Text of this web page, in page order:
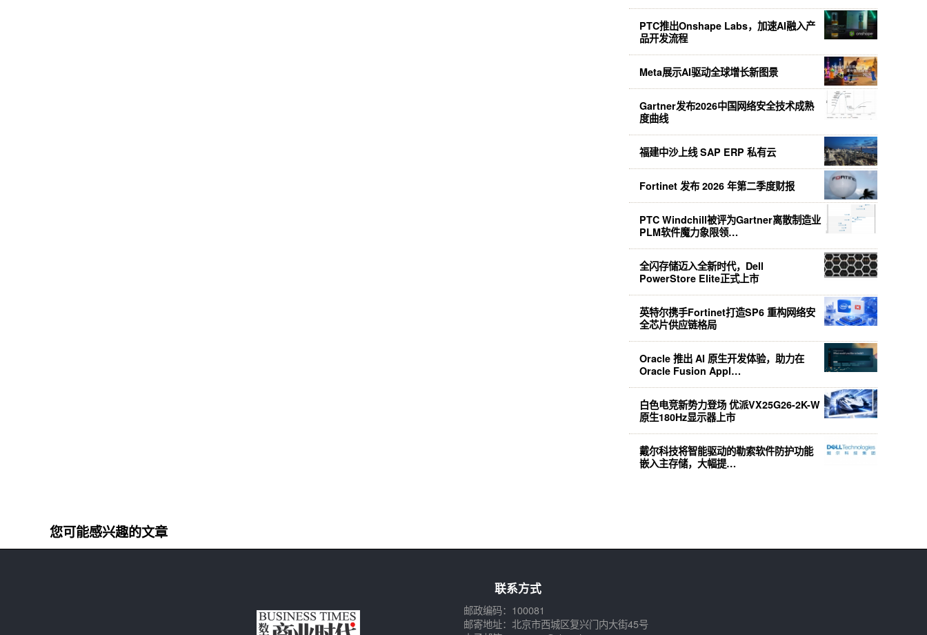
PTC推出Onshape Labs，加速AI融入产
品开发流程
Meta展示AI驱动全球增长新图景
Gartner发布2026中国网络安全技术成熟
度曲线
福建中沙上线 SAP ERP 私有云
Fortinet 发布 2026 年第二季度财报
PTC Windchill被评为Gartner离散制造业
PLM软件魔力象限领…
全闪存储迈入全新时代，Dell
PowerStore Elite正式上市
英特尔携手Fortinet打造SP6 重构网络安
全芯片供应链格局
Oracle 推出 AI 原生开发体验，助力在
Oracle Fusion Appl…
白色电竞新势力登场 优派VX25G26-2K-W
原生180Hz显示器上市
戴尔科技将智能驱动的勒索软件防护功能
嵌入主存储，大幅提…
您可能感兴趣的文章
联系方式
邮政编码：100081
邮寄地址：北京市西城区复兴门内大街45号